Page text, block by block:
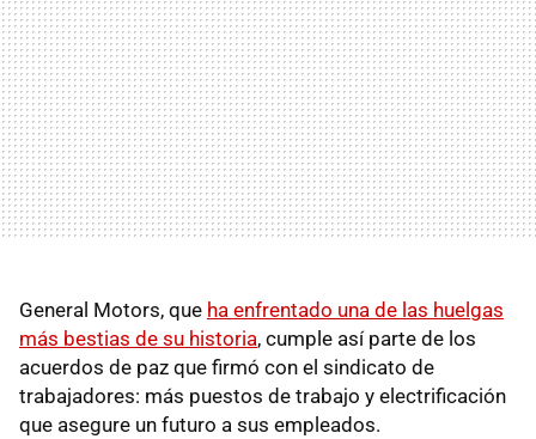
General Motors, que ha enfrentado una de las huelgas
más bestias de su historia, cumple así parte de los
acuerdos de paz que firmó con el sindicato de
trabajadores: más puestos de trabajo y electrificación
que asegure un futuro a sus empleados.